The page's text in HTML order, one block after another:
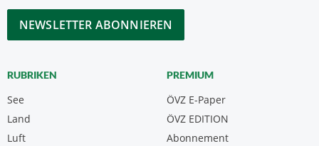
*
CAPTCHA
RUBRIKEN
See
Land
Luft
PREMIUM
ÖVZ E-Paper
Abonnement
ÖVZ EDITION